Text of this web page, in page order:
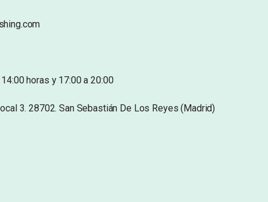
horas y 17:00 a 20:00
3. 28702. San Sebastián De Los Reyes (Madrid)